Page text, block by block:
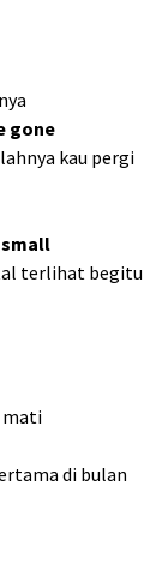
gone
kau pergi
terlihat begitu
mati
di bulan